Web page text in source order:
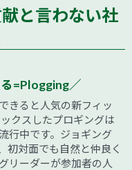
と言わない社
=Plogging／
きると人気の新フィッ
クスしたプロギングは
行中です。ジョギング
初対面でも自然と仲良く
リーダーが参加者の人